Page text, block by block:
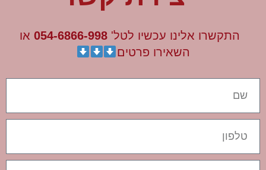
התקשרו אלינו עכשיו לטל'054-6866-998 או
השאירו פרטים